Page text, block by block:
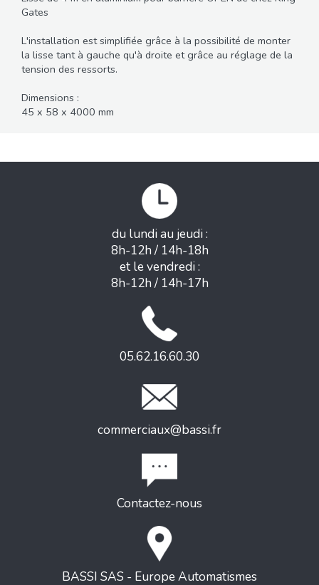
Gates
L'installation est simplifiée grâce à la possibilité de monter
la lisse tant à gauche qu'à droite et grâce au réglage de la
tension des ressorts.
Dimensions :
45 x 58 x 4000 mm
du lundi au jeudi :
8h-12h / 14h-18h
et le vendredi :
8h-12h / 14h-17h
05.62.16.60.30
commerciaux@bassi.fr
Contactez-nous
BASSI SAS - Europe Automatismes